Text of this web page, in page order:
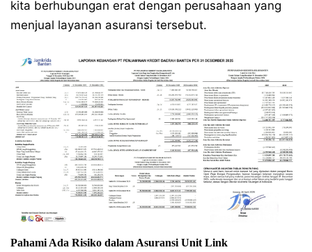
kita berhubungan erat dengan perusahaan yang
menjual layanan asuransi tersebut.
Pahami Ada Risiko dalam Asuransi Unit Link